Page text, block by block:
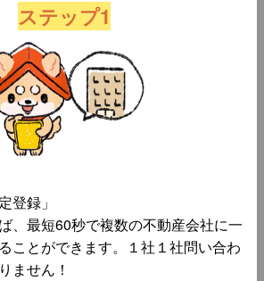
ステップ1
登録」
、最短60秒で複数の不動産会社に一
ことができます。１社１社問い合わ
ません！